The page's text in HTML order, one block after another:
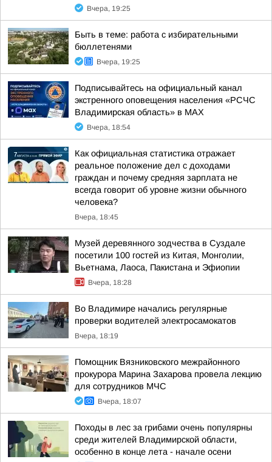
Вчера, 19:25
Быть в теме: работа с избирательными
бюллетенями
Вчера, 19:25
Подписывайтесь на официальный канал
экстренного оповещения населения «РСЧС
Владимирская область» в МАХ
Вчера, 18:54
Как официальная статистика отражает
реальное положение дел с доходами
граждан и почему средняя зарплата не
всегда говорит об уровне жизни обычного
человека?
Вчера, 18:45
Музей деревянного зодчества в Суздале
посетили 100 гостей из Китая, Монголии,
Вьетнама, Лаоса, Пакистана и Эфиопии
Вчера, 18:28
Во Владимире начались регулярные
проверки водителей электросамокатов
Вчера, 18:19
Помощник Вязниковского межрайонного
прокурора Марина Захарова провела лекцию
для сотрудников МЧС
Вчера, 18:07
Походы в лес за грибами очень популярны
среди жителей Владимирской области,
особенно в конце лета - начале осени